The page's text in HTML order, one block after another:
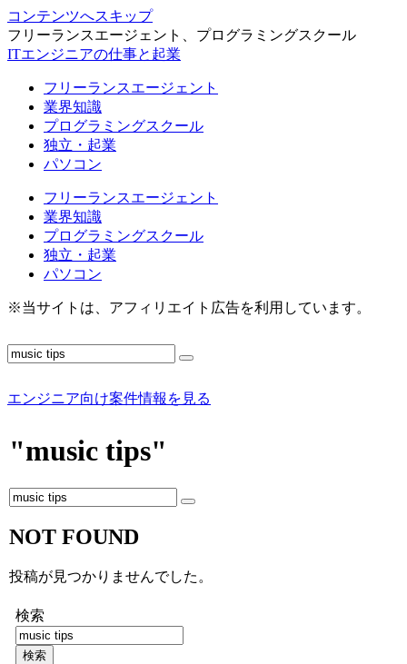
コンテンツへスキップ
フリーランスエージェント、プログラミングスクール
ITエンジニアの仕事と起業
フリーランスエージェント
業界知識
プログラミングスクール
独立・起業
パソコン
フリーランスエージェント
業界知識
プログラミングスクール
独立・起業
パソコン
※当サイトは、アフィリエイト広告を利用しています。
エンジニア向け案件情報を見る
"music tips"
NOT FOUND
投稿が見つかりませんでした。
検索
検索